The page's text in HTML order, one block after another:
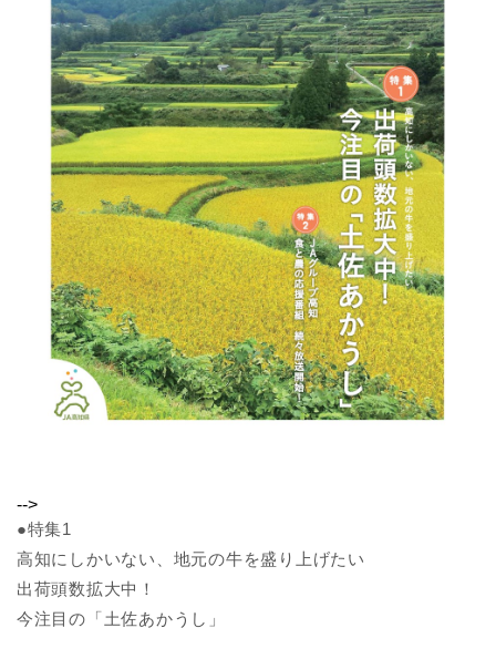
-->
●特集1
高知にしかいない、地元の牛を盛り上げたい
出荷頭数拡大中！
今注目の「土佐あかうし」